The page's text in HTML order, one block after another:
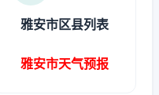
雅安市区县列表
雅安市天气预报